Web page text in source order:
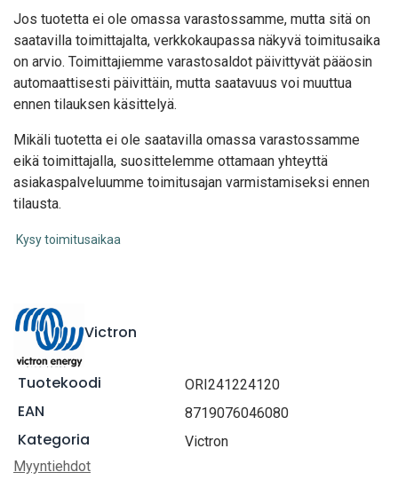
Jos tuotetta ei ole omassa varastossamme, mutta sitä on
saatavilla toimittajalta, verkkokaupassa näkyvä toimitusaika
on arvio. Toimittajiemme varastosaldot päivittyvät pääosin
automaattisesti päivittäin, mutta saatavuus voi muuttua
ennen tilauksen käsittelyä.
Mikäli tuotetta ei ole saatavilla omassa varastossamme
eikä toimittajalla, suosittelemme ottamaan yhteyttä
asiakaspalveluumme toimitusajan varmistamiseksi ennen
tilausta.
Kysy toimitusaikaa
Victron
Tuotekoodi ORI241224120
EAN 8719076046080
Kategoria
Victron
Myyntiehdot